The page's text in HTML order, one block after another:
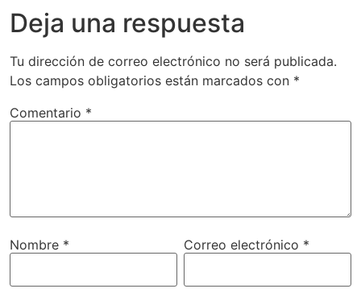
Deja una respuesta
Tu dirección de correo electrónico no será publicada.
Los campos obligatorios están marcados con *
Comentario *
Nombre * Correo electrónico *